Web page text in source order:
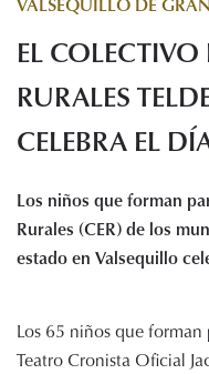
Servicios
Noticias
Recursos
Documentos
Audiovisuales
Transparencia
Contacto
EL COLECTIVO
RURALES
CELEBRA EL
Los niños que forman
Rurales (CER) de los
estado en Valsequillo
Los 65 niños que forman
Teatro Cronista Oficial